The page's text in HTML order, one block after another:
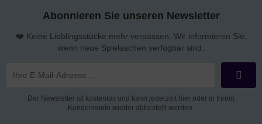
Abonnieren Sie unseren Newsletter
❤️ Keine Lieblingsstücke mehr verpassen. Wir informieren Sie,
wenn neue Spielsachen verfügbar sind.
Der Newsletter ist kostenlos und kann jederzeit hier oder in Ihrem
Kundenkonto wieder abbestellt werden.